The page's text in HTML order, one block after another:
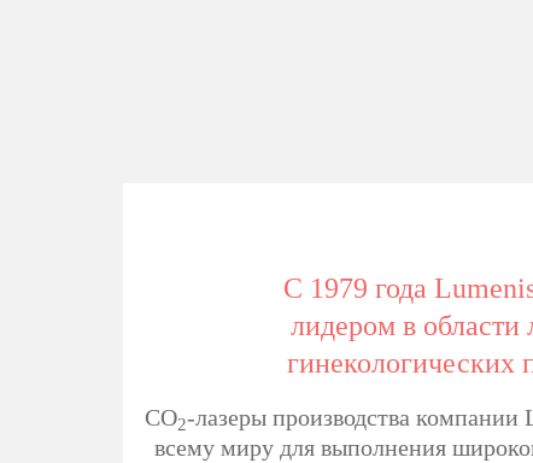
С 1979 года
лидером в области
гинекологических
CO2-лазеры производства
всему миру для выполнения